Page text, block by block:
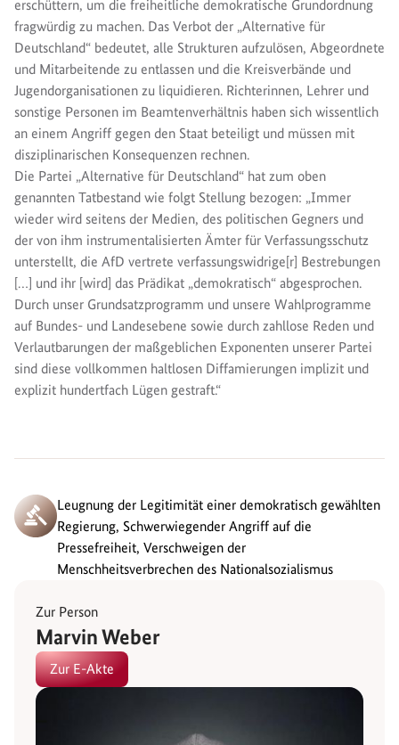
erschüttern, um die freiheitliche demokratische Grundordnung
fragwürdig zu machen. Das Verbot der „Alternative für
Deutschland“ bedeutet, alle Strukturen aufzulösen, Abgeordnete
und Mitarbeitende zu entlassen und die Kreisverbände und
Jugendorganisationen zu liquidieren. Richterinnen, Lehrer und
sonstige Personen im Beamtenverhältnis haben sich wissentlich
an einem Angriff gegen den Staat beteiligt und müssen mit
disziplinarischen Konsequenzen rechnen.
Die Partei „Alternative für Deutschland“ hat zum oben
genannten Tatbestand wie folgt Stellung bezogen: „Immer
wieder wird seitens der Medien, des politischen Gegners und
der von ihm instrumentalisierten Ämter für Verfassungsschutz
unterstellt, die AfD vertrete verfassungswidrige[r] Bestrebungen
[…] und ihr [wird] das Prädikat „demokratisch“ abgesprochen.
Durch unser Grundsatzprogramm und unsere Wahlprogramme
auf Bundes- und Landesebene sowie durch zahllose Reden und
Verlautbarungen der maßgeblichen Exponenten unserer Partei
sind diese vollkommen haltlosen Diffamierungen implizit und
explizit hundertfach Lügen gestraft.“
Leugnung der Legitimität einer demokratisch gewählten
Regierung, Schwerwiegender Angriff auf die
Pressefreiheit, Verschweigen der
Menschheitsverbrechen des Nationalsozialismus
Zur Person
Marvin Weber
Zur E-Akte